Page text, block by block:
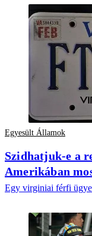
Egyesült Államok
Szidhatjuk-e a
Amerikában
Egy virginiai férfi